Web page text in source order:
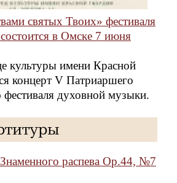
святых Твоих» фестиваля
в Омске 7 июня
культуры имени Красной
концерт V Патриаршего
духовной музыки.
распева Ор.44, №7